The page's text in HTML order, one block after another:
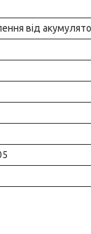
від